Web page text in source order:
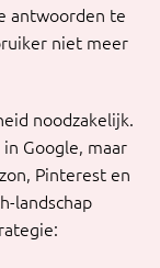
antwoorden te
niet meer
noodzakelijk.
Google, maar
Pinterest en
landschap